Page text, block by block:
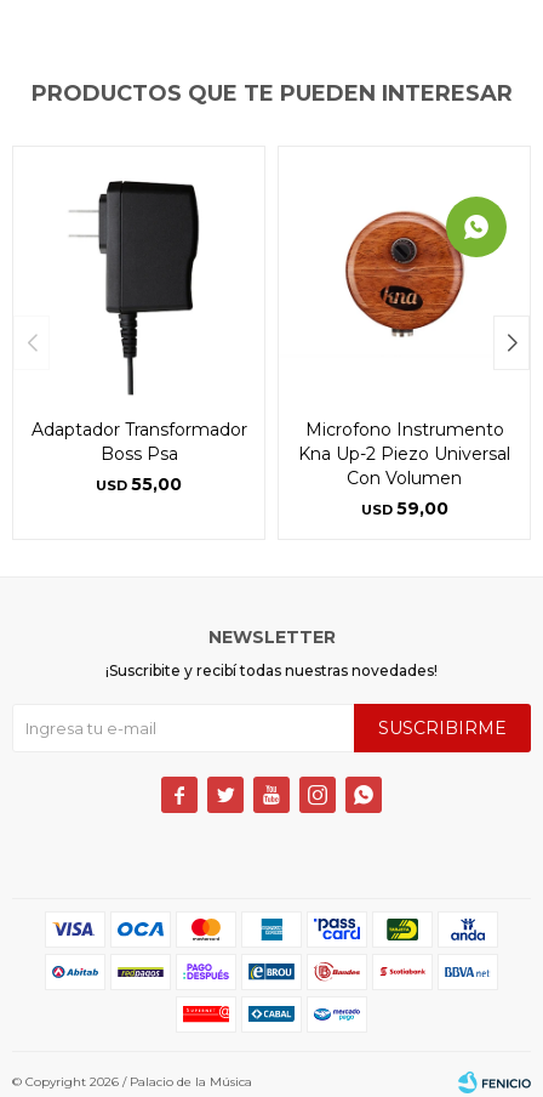
PRODUCTOS QUE TE PUEDEN INTERESAR
Adaptador Transformador
Boss Psa
USD 55,00
Microfono Instrumento
Kna Up-2 Piezo Universal
Con Volumen
USD 59,00
NEWSLETTER
¡Suscribite y recibí todas nuestras novedades!
SUSCRIBIRME
    
© Copyright 2026 / Palacio de la Música